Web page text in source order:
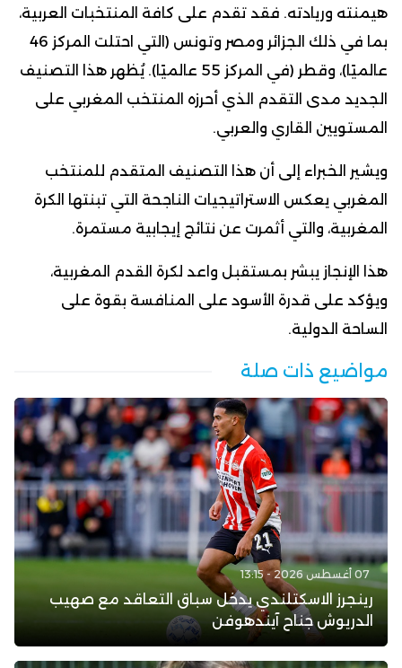
هيمنته وريادته. فقد تقدم على كافة المنتخبات العربية،
بما في ذلك الجزائر ومصر وتونس (التي احتلت المركز 46
عالميًا)، وقطر (في المركز 55 عالميًا). يُظهر هذا التصنيف
الجديد مدى التقدم الذي أحرزه المنتخب المغربي على
المستويين القاري والعربي.
ويشير الخبراء إلى أن هذا التصنيف المتقدم للمنتخب
المغربي يعكس الاستراتيجيات الناجحة التي تبنتها الكرة
المغربية، والتي أثمرت عن نتائج إيجابية مستمرة.
هذا الإنجاز يبشر بمستقبل واعد لكرة القدم المغربية،
ويؤكد على قدرة الأسود على المنافسة بقوة على
الساحة الدولية.
مواضيع ذات صلة
07 أغسطس 2026 - 13:15
رينجرز الاسكتلندي يدخل سباق التعاقد مع صهيب
الدريوش جناح آيندهوفن